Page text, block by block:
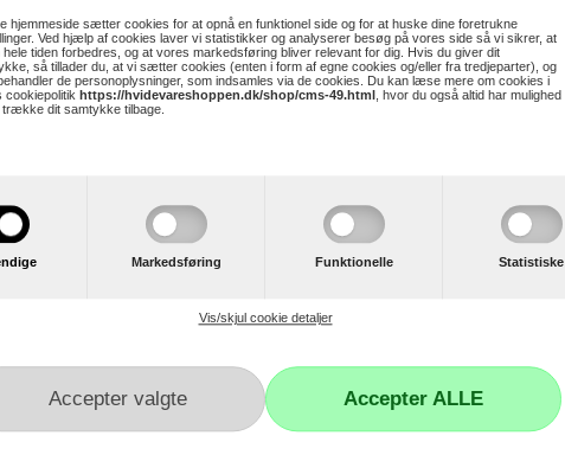
hjemmeside sætter cookies for at opnå en funktionel side og for at huske dine foretrukne
Ved hjælp af cookies laver vi statistikker og analyserer besøg på vores side så vi sikrer, at
hele tiden forbedres, og at vores markedsføring bliver relevant for dig. Hvis du giver dit
så tillader du, at vi sætter cookies (enten i form af egne cookies og/eller fra tredjeparter), og
de personoplysninger, som indsamles via de cookies. Du kan læse mere om cookies i
cookiepolitik https://hvidevareshoppen.dk/shop/cms-49.html , hvor du også altid har mulighed
trække dit samtykke tilbage.
Markedsføring Funktionelle Statistiske
Vis/skjul cookie detaljer
OBH - Model OBH 6991 Deluxe
indikator
Kundeservice
Kontakt os